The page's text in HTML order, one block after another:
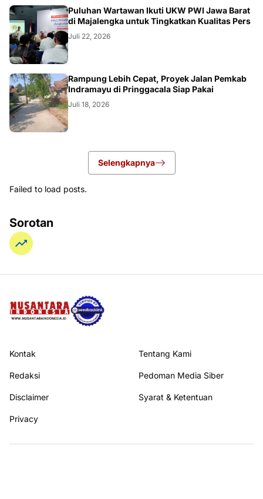
Puluhan Wartawan Ikuti UKW PWI Jawa Barat
di Majalengka untuk Tingkatkan Kualitas Pers
Juli 22, 2026
LOKAL
Rampung Lebih Cepat, Proyek Jalan Pemkab
Indramayu di Pringgacala Siap Pakai
Juli 18, 2026
Selengkapnya
Failed to load posts.
Sorotan
Kontak Tentang Kami
Redaksi Pedoman Media Siber
Disclaimer Syarat & Ketentuan
Privacy